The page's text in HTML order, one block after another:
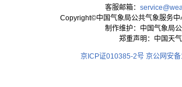
客服邮箱：
Copyright©中国气象局公共气象服务
制作维护：中国气象局
郑重声明：中国天
京ICP证010385-2号 京公网安